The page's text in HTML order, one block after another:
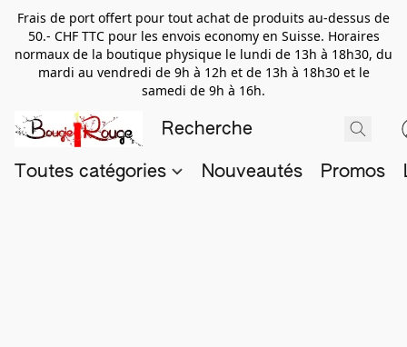
Frais de port offert pour tout achat de produits au-dessus de
50.- CHF TTC pour les envois economy en Suisse. Horaires
normaux de la boutique physique le lundi de 13h à 18h30, du
mardi au vendredi de 9h à 12h et de 13h à 18h30 et le
samedi de 9h à 16h.
Toutes catégories Nouveautés Promos